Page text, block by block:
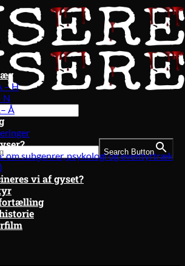
Search Button
– H
N
Å
om subgenrer, psykologi og eventyrtræk
vi af gyset?